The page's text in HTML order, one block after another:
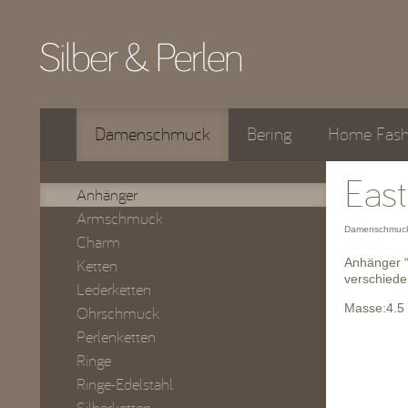
Damenschmuck Bering Home
Anhänger
Armschmuck
Charm
Ketten
Lederketten
Ohrschmuck
Perlenketten
Ringe
Ringe-Edelstahl
Anhänger
Masse:4.5